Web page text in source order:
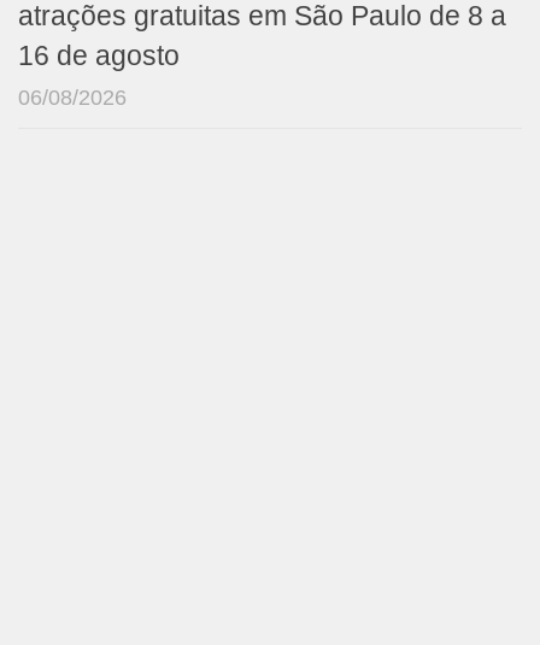
atrações gratuitas em São Paulo de 8 a
16 de agosto
06/08/2026